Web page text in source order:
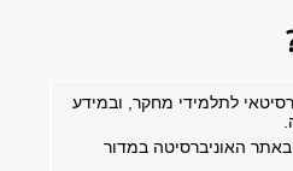
לתלמידי מחקר, ובמידע
האוניברסיטה במדור